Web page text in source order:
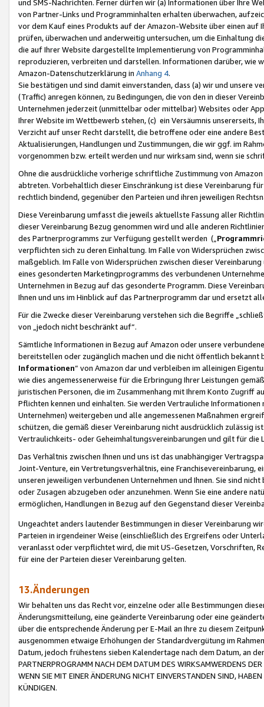
und SMS-Nachrichten. Ferner dürfen wir (a) Informationen über Ihre
von Partner-Links und Programminhalten erhalten überwachen,
vor dem Kauf eines Produkts auf der Amazon-Website über einen
prüfen, überwachen und anderweitig untersuchen, um die Einhaltung
die auf Ihrer Website dargestellte Implementierung von
reproduzieren, verbreiten und darstellen. Informationen darüber, wie
Amazon-Datenschutzerklärung in Anhang 4.
Sie bestätigen und sind damit einverstanden, dass (a) wir und
(Traffic) anregen können, zu Bedingungen, die von den in dieser
Unternehmen jederzeit (unmittelbar oder mittelbar) Websites oder
Ihrer Website im Wettbewerb stehen, (c) ein Versäumnis unsererseits,
Verzicht auf unser Recht darstellt, die betroffene oder eine andere
Aktualisierungen, Handlungen und Zustimmungen, die wir ggf. im
vorgenommen bzw. erteilt werden und nur wirksam sind, wenn sie
Ohne die ausdrückliche vorherige schriftliche Zustimmung von
abtreten. Vorbehaltlich dieser Einschränkung ist diese Vereinbarung
rechtlich bindend, gegenüber den Parteien und ihren jeweiligen
Diese Vereinbarung umfasst die jeweils aktuellste Fassung aller
dieser Vereinbarung Bezug genommen wird und alle anderen
des Partnerprogramms zur Verfügung gestellt werden („
verpflichten sich zu deren Einhaltung. Im Falle von Widersprüchen
maßgeblich. Im Falle von Widersprüchen zwischen dieser
eines gesonderten Marketingprogramms des verbundenen
Unternehmen in Bezug auf das gesonderte Programm. Diese
Ihnen und uns im Hinblick auf das Partnerprogramm dar und ersetzt
Für die Zwecke dieser Vereinbarung verstehen sich die Begriffe
von „jedoch nicht beschränkt auf“.
Sämtliche Informationen in Bezug auf Amazon oder unsere
bereitstellen oder zugänglich machen und die nicht öffentlich
Informationen“ von Amazon dar und verbleiben im alleinigen
wie dies angemessenerweise für die Erbringung Ihrer Leistungen
juristischen Personen, die im Zusammenhang mit Ihrem Konto
Pflichten kennen und einhalten. Sie werden Vertrauliche
Unternehmen) weitergeben und alle angemessenen Maßnahmen
schützen, die gemäß dieser Vereinbarung nicht ausdrücklich zulässig
Vertraulichkeits- oder Geheimhaltungsvereinbarungen und gilt für die
Das Verhältnis zwischen Ihnen und uns ist das unabhängiger
Joint-Venture, ein Vertretungsverhältnis, eine Franchisevereinbarung,
unseren jeweiligen verbundenen Unternehmen und Ihnen. Sie sind
oder Zusagen abzugeben oder anzunehmen. Wenn Sie eine andere
ermöglichen, Handlungen in Bezug auf den Gegenstand dieser
Ungeachtet anders lautender Bestimmungen in dieser Vereinbarung
Parteien in irgendeiner Weise (einschließlich des Ergreifens oder
veranlasst oder verpflichtet wird, die mit US-Gesetzen, Vorschriften,
für eine der Parteien dieser Vereinbarung gelten.
13.Änderungen
Wir behalten uns das Recht vor, einzelne oder alle Bestimmungen
Änderungsmitteilung, eine geänderte Vereinbarung oder eine
über die entsprechende Änderung per E-Mail an Ihre zu diesem
ausgenommen etwaige Erhöhungen der Standardvergütung im
Datum, jedoch frühestens sieben Kalendertage nach dem Datum, an
PARTNERPROGRAMM NACH DEM DATUM DES WIRKSAMWERDENS
WENN SIE MIT EINER ÄNDERUNG NICHT EINVERSTANDEN SIND,
KÜNDIGEN.